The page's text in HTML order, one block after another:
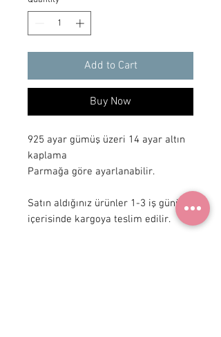
Add to Cart
Buy Now
925 ayar gümüş üzeri 14 ayar altın
kaplama
Parmağa göre ayarlanabilir.
Satın aldığınız ürünler 1-3 iş günü
içerisinde kargoya teslim edilir.